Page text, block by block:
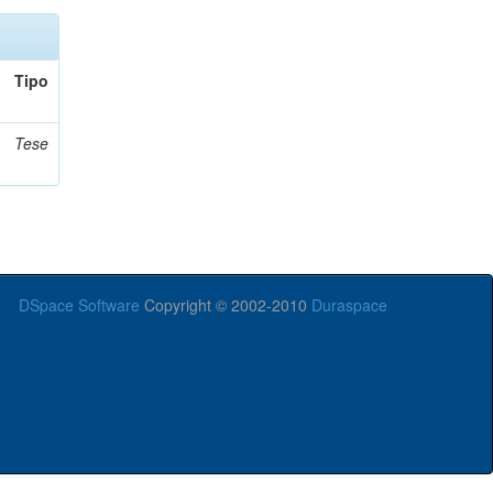
Tipo
Tese
DSpace Software Copyright © 2002-2010 Duraspace